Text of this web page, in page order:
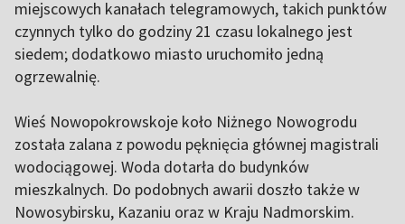
miejscowych kanałach telegramowych, takich punktów
czynnych tylko do godziny 21 czasu lokalnego jest
siedem; dodatkowo miasto uruchomiło jedną
ogrzewalnię.
Wieś Nowopokrowskoje koło Niżnego Nowogrodu
została zalana z powodu pęknięcia głównej magistrali
wodociągowej. Woda dotarła do budynków
mieszkalnych. Do podobnych awarii doszło także w
Nowosybirsku, Kazaniu oraz w Kraju Nadmorskim.